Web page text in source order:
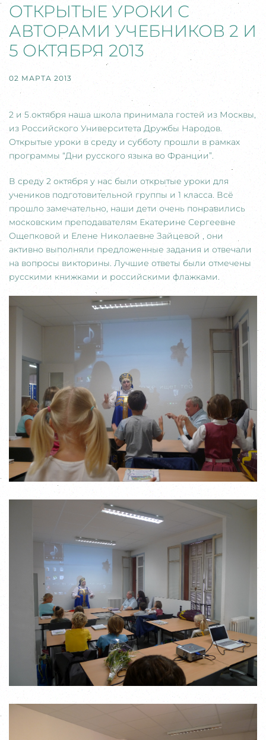
ОТКРЫТЫЕ УРОКИ С
АВТОРАМИ УЧЕБНИКОВ 2 И
5 ОКТЯБРЯ 2013
02 МАРТА 2013
2 и 5 октября наша школа принимала гостей из Москвы,
из Российского Университета Дружбы Народов.
Открытые уроки в среду и субботу прошли в рамках
программы “Дни русского языка во Франции”.
В среду 2 октября у нас были открытые уроки для
учеников подготовительной группы и 1 класса. Всё
прошло замечательно, наши дети очень понравились
московским преподавателям Екатерине Сергеевне
Ощепковой и Елене Николаевне Зайцевой , они
активно выполняли предложенные задания и отвечали
на вопросы викторины. Лучшие ответы были отмечены
русскими книжками и российскими флажками.